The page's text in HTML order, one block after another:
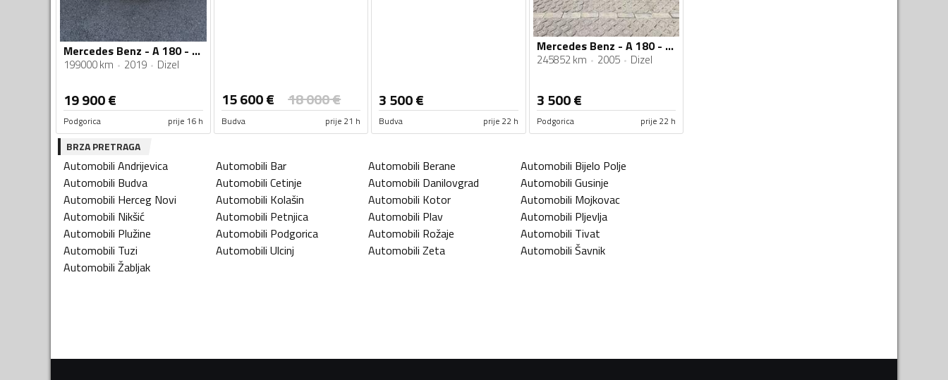
Mercedes Benz - A 180 - Dizel
199000 km 2019 Dizel
19 900€
Podgorica prije 16 h
15 600€ 18 000€
Budva prije 21 h
3 500€
Budva prije 22 h
Mercedes Benz - A 180 - CDI
245852 km 2005 Dizel
3 500€
Podgorica prije 22 h
BRZA PRETRAGA
Automobili Andrijevica Automobili Bar Automobili Berane Automobili Bijelo Polje
Automobili Budva Automobili Cetinje Automobili Danilovgrad Automobili Gusinje
Automobili Herceg Novi Automobili Kolašin Automobili Kotor Automobili Mojkovac
Automobili Nikšić Automobili Petnjica Automobili Plav Automobili Pljevlja
Automobili Plužine Automobili Podgorica Automobili Rožaje Automobili Tivat
Automobili Tuzi Automobili Ulcinj Automobili Zeta Automobili Šavnik
Automobili Žabljak